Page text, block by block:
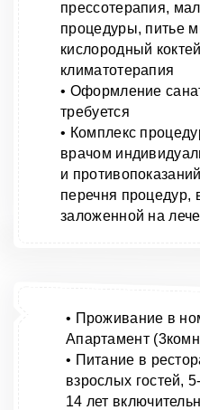
прессотерапия,
процедуры, питье
кислородный
климатотерапия
• Оформление
требуется
• Комплекс
врачом
и
перечня процедур,
заложенной на
• Проживание в
Апартамент
• Питание в
взрослых гостей,
14 лет